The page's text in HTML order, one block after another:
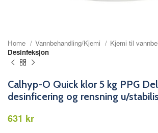
Home Vannbehandling/Kjemi
Kjemi til
Desinfeksjon
Calhyp-O Quick klor 5 kg PPG
desinficering og rensning u/
kr